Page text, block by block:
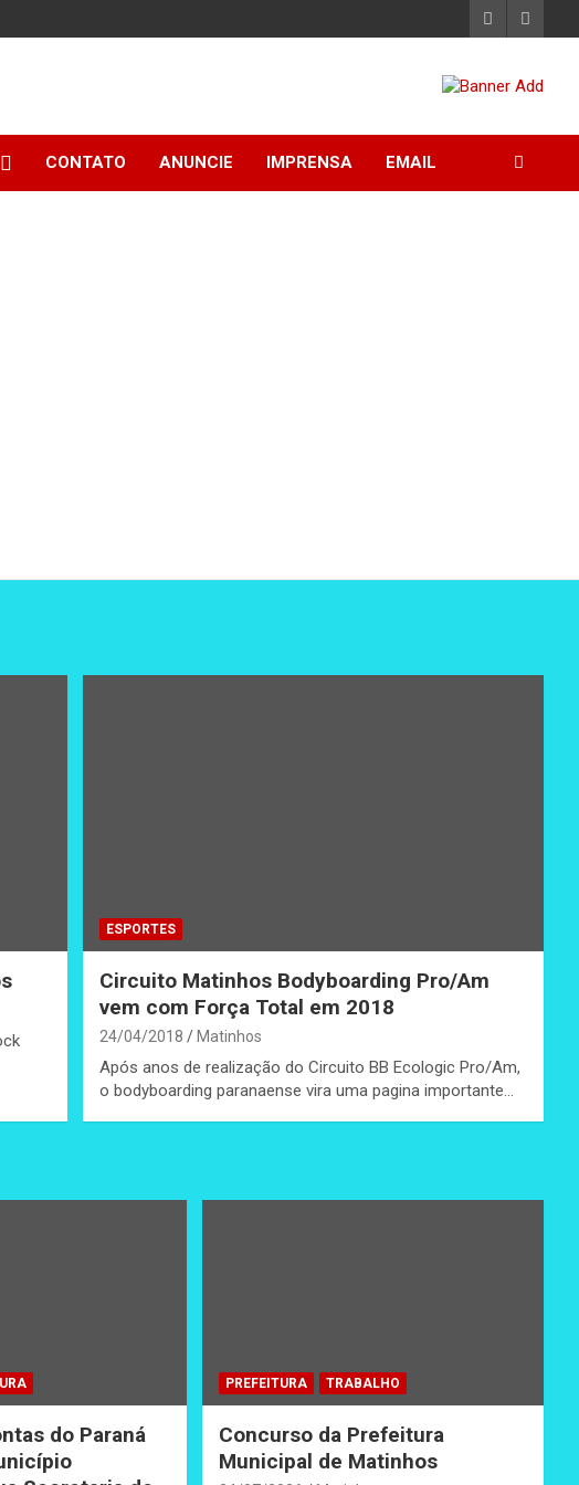
CONTATO ANUNCIE IMPRENSA EMAIL
ESPORTES
Circuito Matinhos Bodyboarding Pro/Am
vem com Força Total em 2018
24/04/2018 Matinhos
Após anos de realização do Circuito BB Ecologic Pro/Am,
o bodyboarding paranaense vira uma pagina importante…
do Paraná
PREFEITURA TRABALHO
Concurso da Prefeitura
Municipal de Matinhos